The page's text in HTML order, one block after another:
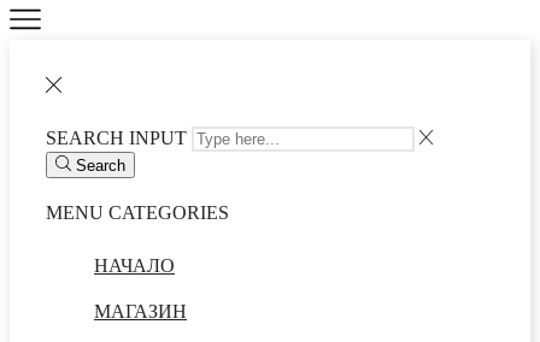
SEARCH INPUT
Search
MENU CATEGORIES
НАЧАЛО
МАГАЗИН